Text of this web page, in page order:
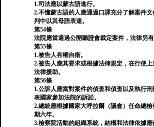
1.司法應以蒙古語進行。
2.不懂蒙古語的人應通過口譯充分了解案件
判中以其母語表達。
第54條
法院應當通過公開聽證會裁定案件，法律另有
第55條
1.被告人有權自衛。
2.被告人應其要求或根據法律規定，在行使
法律援助。
第56條
1.公訴人應當對案件的偵查和偵查以及執行
表國家參加法院的訴訟。
2.總統應根據國家大呼拉爾（議會）任命總
期六年。
3.檢察院活動的組織系統，結構和法律依據應